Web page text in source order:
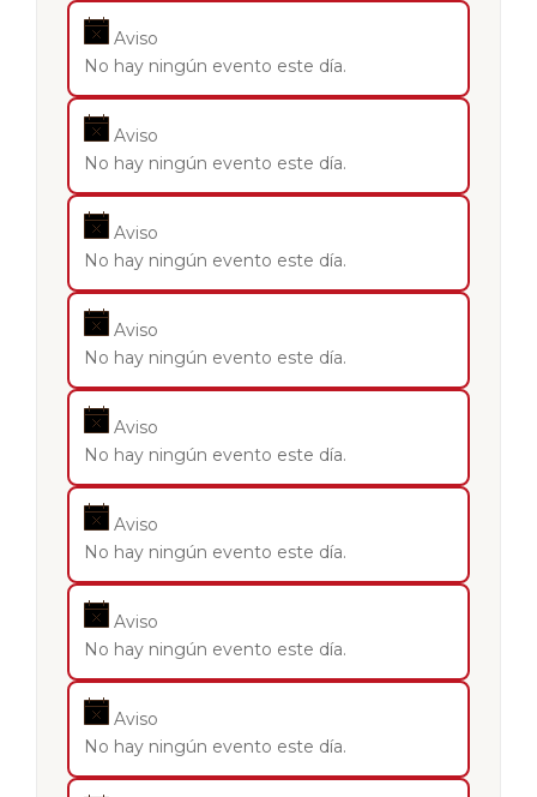
Aviso
No hay ningún evento este día.
Aviso
No hay ningún evento este día.
Aviso
No hay ningún evento este día.
Aviso
No hay ningún evento este día.
Aviso
No hay ningún evento este día.
Aviso
No hay ningún evento este día.
Aviso
No hay ningún evento este día.
Aviso
No hay ningún evento este día.